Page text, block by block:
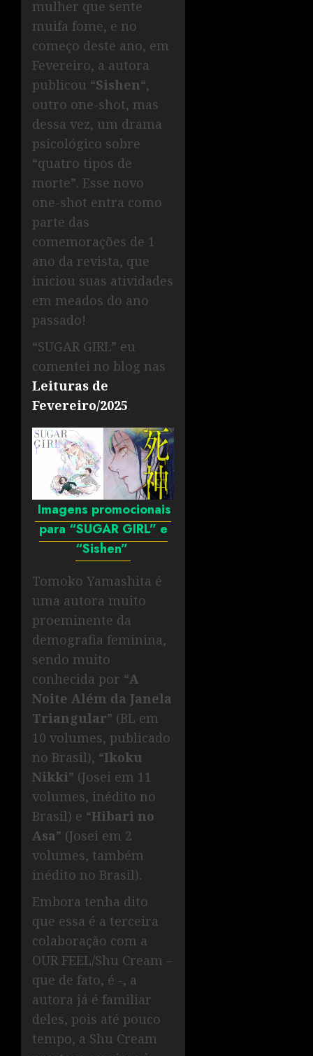
mulher que sente
muifa fome, e no
começo deste ano, em
Fevereiro, a autora
publicou “Sishen“,
outro one-shot, mas
dessa vez, um drama
psicológico sobre
“quatro tipos de
morte”. Esse novo
one-shot entra como
parte das
comemorações de 1
ano da revista, que
iniciou suas atividades
em meados do ano
passado!
“SUGAR GIRL” eu
comentei no blog nas
Leituras de
Fevereiro/2025.
Imagens promocionais
para “SUGAR GIRL” e
“Sishen”
Tomoko Yamashita é
uma autora muito
proeminente da
demografia feminina,
sendo muito
conhecida por “A
Noite Além da Janela
Triangular” (BL em
10 volumes, publicado
no Brasil), “Ikoku
Nikki” (Josei em 11
volumes, inédito no
Brasil) e “Hibari no
Asa” (Josei em 2
volumes, também
inédito no Brasil).
Embora tenha dito
que essa é a terceira
colaboração com a
OUR FEEL/Shu Cream –
que de fato, é -, a
autora já é familiar
deles, pois até pouco
tempo, a Shu Cream